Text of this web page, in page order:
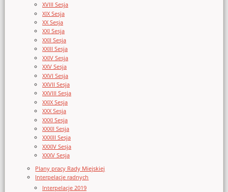
XVIII Sesja
XIX Sesja
XX Sesja
XXI Sesja
XXII Sesja
XXIII Sesja
XXIV Sesja
XXV Sesja
XXVI Sesja
XXVII Sesja
XXVIII Sesja
XXIX Sesja
XXX Sesja
XXXI Sesja
XXXII Sesja
XXXIII Sesja
XXXIV Sesja
XXXV Sesja
Plany pracy Rady Miejskiej
Interpelacje radnych
Interpelacje 2019